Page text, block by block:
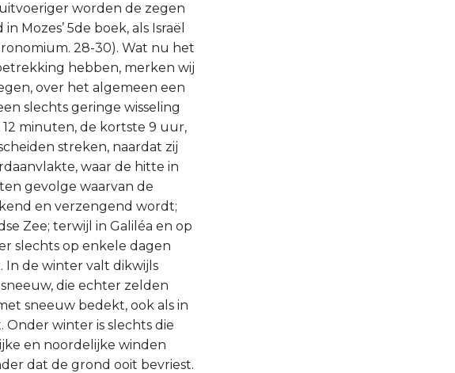
worden de zegen
Mozes’ 5de boek, als Israël
28-30). Wat nu het
hebben, merken wij
over het algemeen een
slechts geringe wisseling
minuten, de kortste 9 uur,
streken, naardat zij
waar de hitte in
gevolge waarvan de
en verzengend wordt;
Zee; terwijl in Galiléa en op
slechts op enkele dagen
de winter valt dikwijls
die echter zelden
sneeuw bedekt, ook als in
winter is slechts die
en noordelijke winden
dat de grond ooit bevriest.